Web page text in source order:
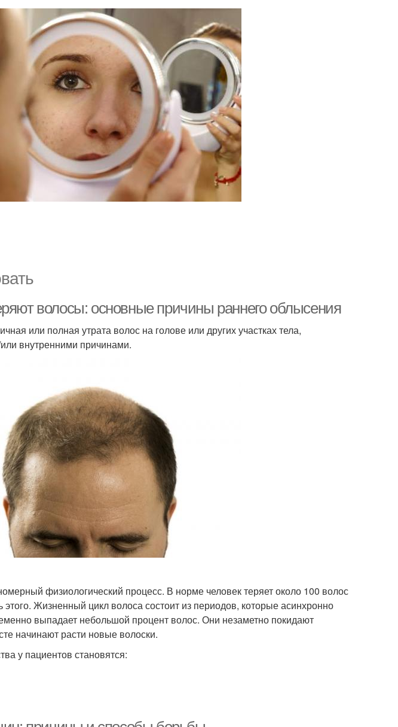
волосы: основные причины раннего облысения
или полная утрата волос на голове или других участках тела,
внутренними причинами.
физиологический процесс. В норме человек теряет около 100 волос
Жизненный цикл волоса состоит из периодов, которые асинхронно
выпадает небольшой процент волос. Они незаметно покидают
начинают расти новые волоски.
у пациентов становятся: